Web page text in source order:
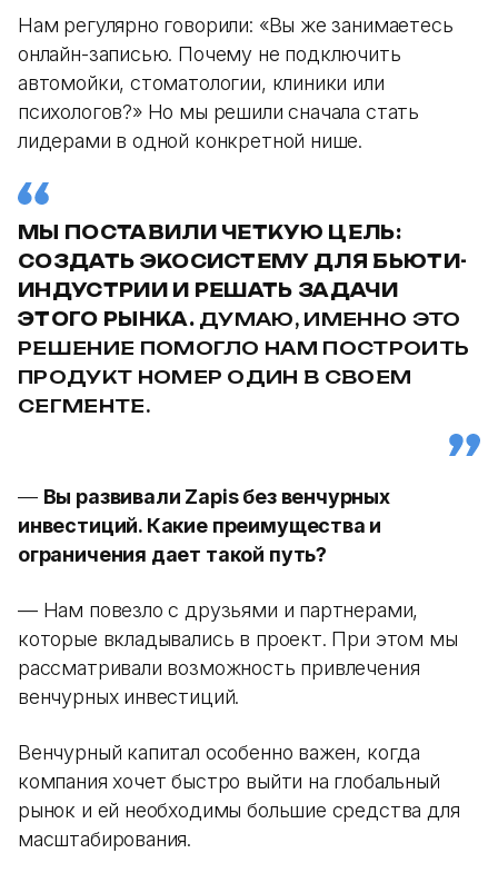
Нам регулярно говорили: «Вы же занимаетесь
онлайн-записью. Почему не подключить
автомойки, стоматологии, клиники или
психологов?» Но мы решили сначала стать
лидерами в одной конкретной нише.
МЫ ПОСТАВИЛИ ЧЕТКУЮ ЦЕЛЬ:
СОЗДАТЬ ЭКОСИСТЕМУ ДЛЯ БЬЮТИ-
ИНДУСТРИИ И РЕШАТЬ ЗАДАЧИ
ЭТОГО РЫНКА. ДУМАЮ, ИМЕННО ЭТО
РЕШЕНИЕ ПОМОГЛО НАМ ПОСТРОИТЬ
ПРОДУКТ НОМЕР ОДИН В СВОЕМ
СЕГМЕНТЕ.
— Вы развивали Zapis без венчурных
инвестиций. Какие преимущества и
ограничения дает такой путь?
— Нам повезло с друзьями и партнерами,
которые вкладывались в проект. При этом мы
рассматривали возможность привлечения
венчурных инвестиций.
Венчурный капитал особенно важен, когда
компания хочет быстро выйти на глобальный
рынок и ей необходимы большие средства для
масштабирования.